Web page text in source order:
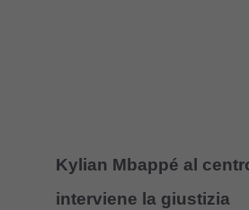
Kylian Mbappé al
interviene la giustizia